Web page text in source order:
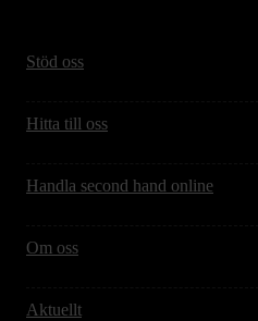
Stöd oss
Hitta till oss
Handla second hand online
Om oss
Aktuellt